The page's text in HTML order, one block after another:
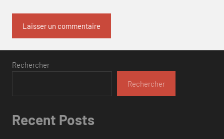
Rechercher
Rechercher
Recent Posts